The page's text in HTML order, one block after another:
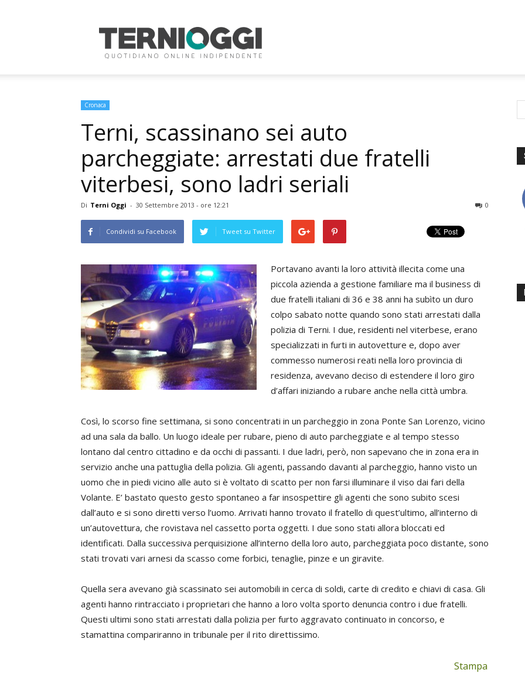
Oggi
Cronaca
Terni, scassinano sei auto
parcheggiate: arrestati due fratelli
viterbesi, sono ladri seriali
Di Terni Oggi - 30 Settembre 2013 - ore 12:21 0
Condividi su Facebook Tweet su Twitter
Portavano avanti la loro attività illecita come una
piccola azienda a gestione familiare ma il business di
due fratelli italiani di 36 e 38 anni ha subìto un duro
colpo sabato notte quando sono stati arrestati dalla
polizia di Terni. I due, residenti nel viterbese, erano
specializzati in furti in autovetture e, dopo aver
commesso numerosi reati nella loro provincia di
residenza, avevano deciso di estendere il loro giro
d’affari iniziando a rubare anche nella città umbra.
Così, lo scorso fine settimana, si sono concentrati in un parcheggio in zona Ponte San Lorenzo, vicino
ad una sala da ballo. Un luogo ideale per rubare, pieno di auto parcheggiate e al tempo stesso
lontano dal centro cittadino e da occhi di passanti. I due ladri, però, non sapevano che in zona era in
servizio anche una pattuglia della polizia. Gli agenti, passando davanti al parcheggio, hanno visto un
uomo che in piedi vicino alle auto si è voltato di scatto per non farsi illuminare il viso dai fari della
Volante. E’ bastato questo gesto spontaneo a far insospettire gli agenti che sono subito scesi
dall’auto e si sono diretti verso l’uomo. Arrivati hanno trovato il fratello di quest’ultimo, all’interno di
un’autovettura, che rovistava nel cassetto porta oggetti. I due sono stati allora bloccati ed
identificati. Dalla successiva perquisizione all’interno della loro auto, parcheggiata poco distante, sono
stati trovati vari arnesi da scasso come forbici, tenaglie, pinze e un giravite.
Quella sera avevano già scassinato sei automobili in cerca di soldi, carte di credito e chiavi di casa. Gli
agenti hanno rintracciato i proprietari che hanno a loro volta sporto denuncia contro i due fratelli.
Questi ultimi sono stati arrestati dalla polizia per furto aggravato continuato in concorso, e
stamattina compariranno in tribunale per il rito direttissimo.
Stampa